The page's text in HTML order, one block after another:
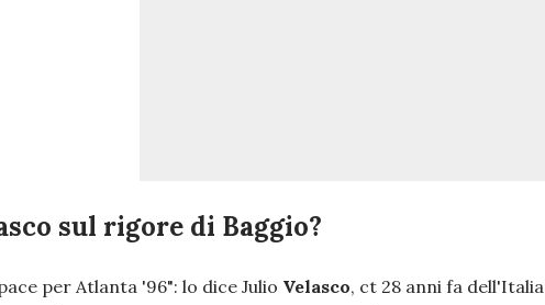
sul rigore di Baggio?
per Atlanta '96": lo dice Julio Velasco, ct 28 anni fa